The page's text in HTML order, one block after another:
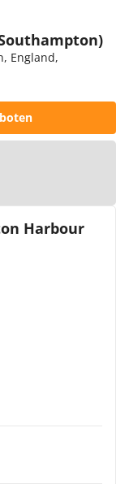
England,
Harbour